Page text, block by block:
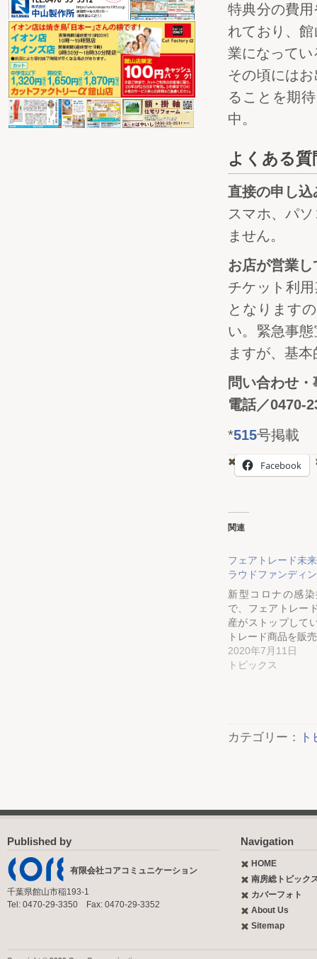
特典分の費
れており、
業になってい
その頃には
ることを期
中。
よくある質
直接の申し
スマホ、パ
ません。
お店が営業
チケット利
となります
い。緊急事
ますが、基
問い合わせ
電話／0470-
*515号掲載
Facebook
関連
フェアトレード未
ラウドファンディ
新型コロナの感
で、フェアトレー
産がストップして
トレード商品を販
2020年7月11日
トピックス
カテゴリー：
Published by
有限会社コアコミュニケーション
千葉県館山市稲193-1
Tel: 0470-29-3350 Fax: 0470-29-3352
Navigation
HOME
南房総トピック
カバーフォト
About Us
Sitemap